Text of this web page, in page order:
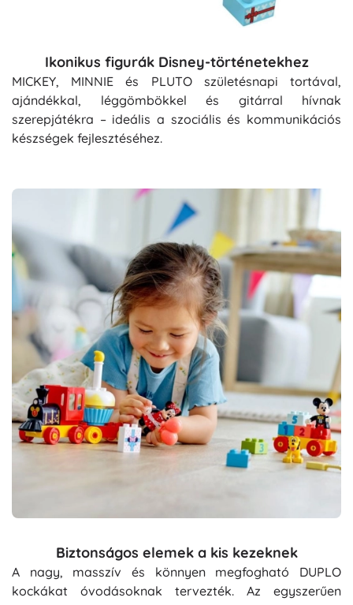
Ikonikus figurák Disney-történetekhez
MICKEY, MINNIE és PLUTO születésnapi tortával,
ajándékkal, léggömbökkel és gitárral hívnak
szerepjátékra – ideális a szociális és kommunikációs
készségek fejlesztéséhez.
Biztonságos elemek a kis kezeknek
A nagy, masszív és könnyen megfogható DUPLO
kockákat óvodásoknak tervezték. Az egyszerűen